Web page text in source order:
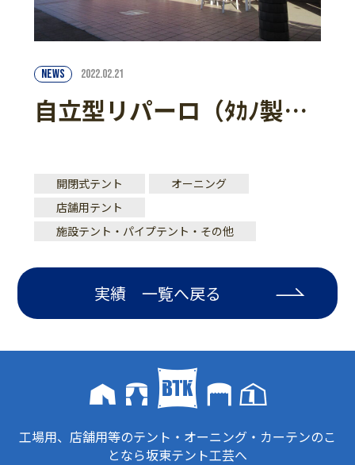
NEWS 2022.02.21
自立型リパーロ（ﾀｶﾉ製…
開閉式テント
オーニング
店舗用テント
施設テント・パイプテント・その他
実績 一覧へ戻る
工場用、店舗用等のテント・オーニング・カーテンのこ
となら坂東テント工芸へ